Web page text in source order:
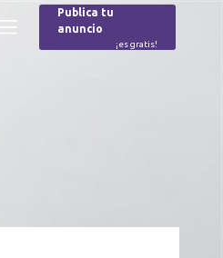
Menú
Publica tu
anuncio
¡es gratis!